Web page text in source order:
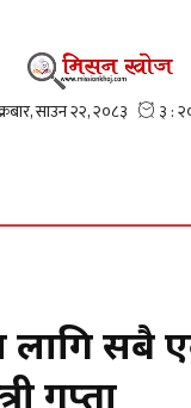
लागि सबै